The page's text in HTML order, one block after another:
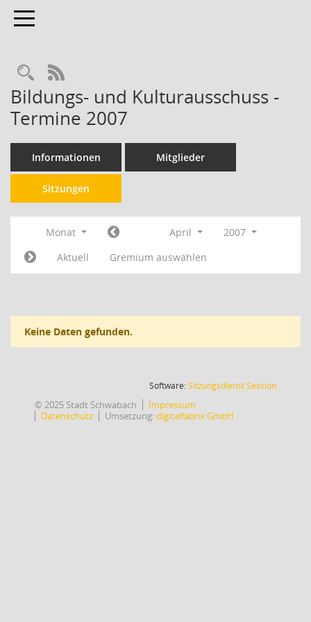
Toggle navigation
RSS-Feed
Bildungs- und Kulturausschuss -
Termine 2007
Informationen Mitglieder
Sitzungen
Monat April
2007
Aktuell
Gremium auswählen
Keine Daten gefunden.
Software:SitzungsdienstSession(Wird in
© 2025 Stadt Schwabach
Impressum
Datenschutz
Umsetzung:digitalfabrix GmbH